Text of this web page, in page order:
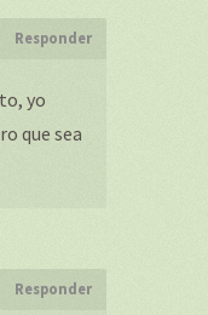
Responder
yo
que sea
Responder